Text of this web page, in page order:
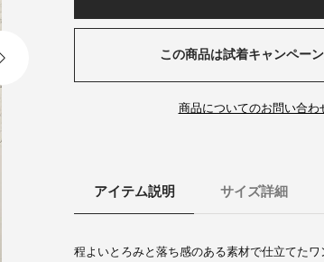
この商品は試着キャンペー
商品についてのお問い合わ
アイテム説明 サイズ詳細
程よいとろみと落ち感のある素材で仕立てた